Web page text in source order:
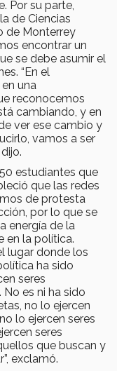
Por su parte,
de Ciencias
de Monterrey
encontrar un
se debe asumir el
“En el
una
reconocemos
cambiando, y en
ver ese cambio y
vamos a ser
estudiantes que
que las redes
de protesta
por lo que se
energía de la
en la política.
lugar donde los
ha sido
seres
es ni ha sido
no lo ejercen
lo ejercen seres
seres
que buscan y
exclamó.